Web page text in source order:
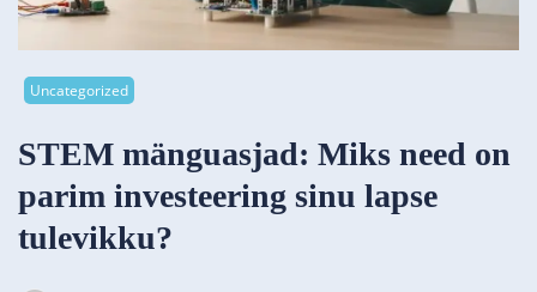
Uncategorized
STEM mänguasjad: Miks need on
parim investeering sinu lapse
tulevikku?